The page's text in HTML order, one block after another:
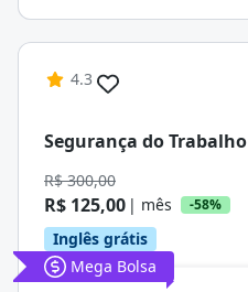
4.3
Segurança do Trabalho
R$ 300,00
R$ 125,00 | mês -58%
Inglês grátis
Mega Bolsa